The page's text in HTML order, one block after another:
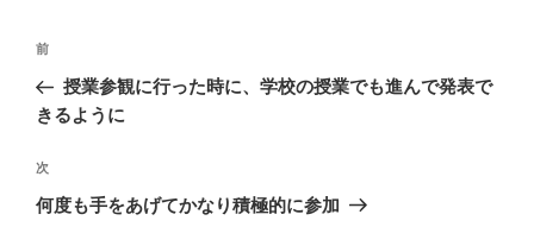
投
ナ
ゲ
ー
過
去
の
稿
前
授業参観に行った時に、学校の授業でも進んで発表で
きるように
次
の
次
何度も手をあげてかなり積極的に参加